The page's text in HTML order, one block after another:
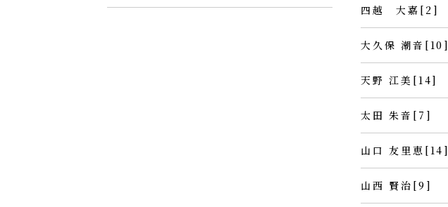
四越 大嘉[2]
大久保 潮音[10]
天野 江美[14]
太田 朱音[7]
山口 友里恵[14]
山西 賢治[9]